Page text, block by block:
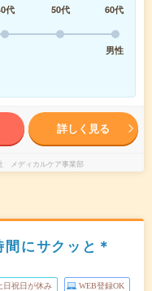
代 50代
60代
男性
詳しく見る
メディカルケア事業部
にサクッと＊
日祝日が休み WEB登録OK